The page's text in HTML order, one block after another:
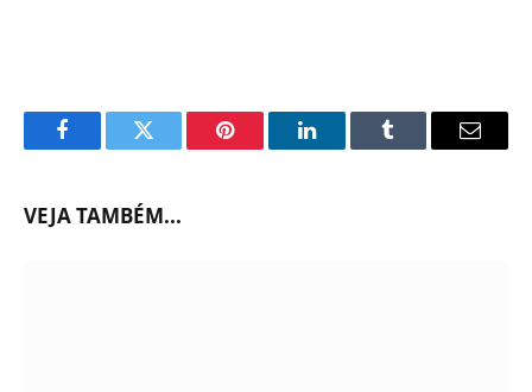
FacebookTwitter Pinterest LinkedInTumblr Email
VEJA TAMBÉM...